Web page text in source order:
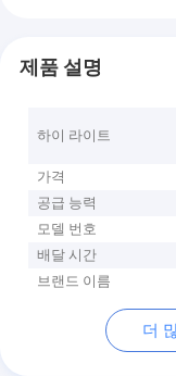
제품 설명
하이 라이트
가격
공급 능력
모델 번호
배달 시간
브랜드 이름
더